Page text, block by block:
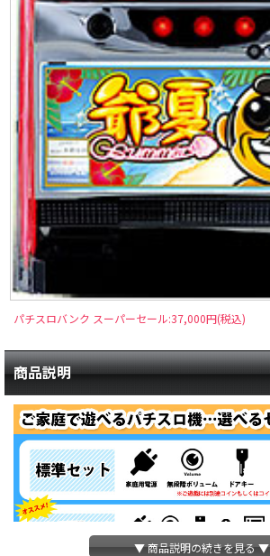
パチスロバンク スーパーセール:37,000円(税込)
商品説明
▼ 商品説明の続きを見る ▼